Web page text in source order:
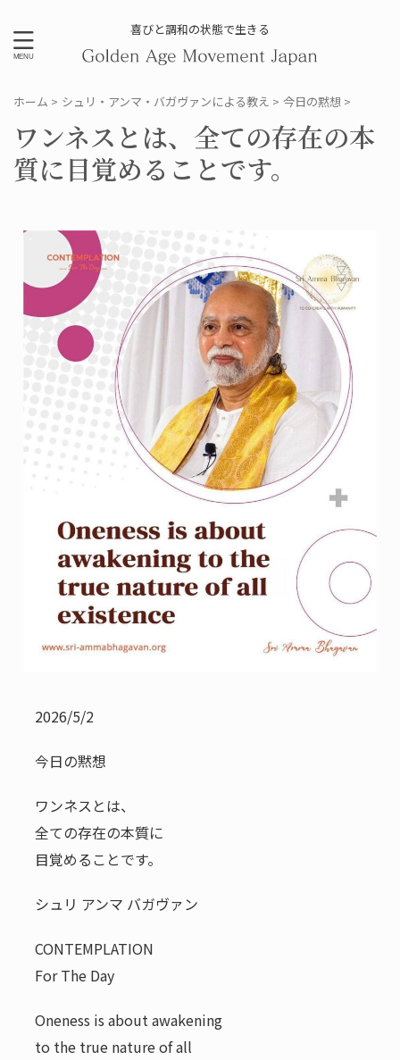
喜びと調和の状態で生きる
ホーム > シュリ・アンマ・バガヴァンによる教え > 今日の黙想 >
ワンネスとは、全ての存在の本
質に目覚めることです。
2026/5/2
今日の黙想
ワンネスとは、
全ての存在の本質に
目覚めることです。
シュリ アンマ バガヴァン
CONTEMPLATION
For The Day
Oneness is about awakening
to the true nature of all